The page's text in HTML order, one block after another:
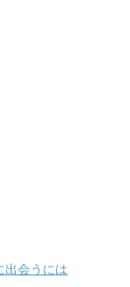
出会うには